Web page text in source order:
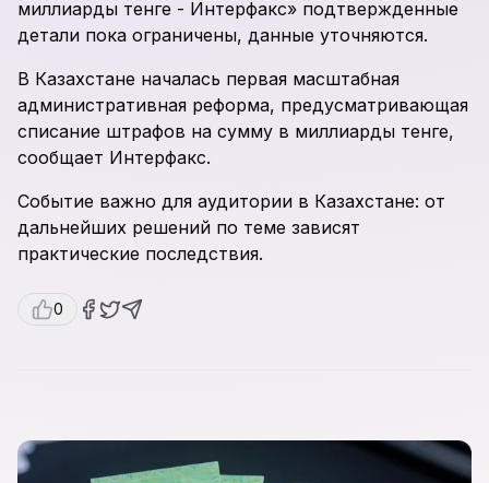
миллиарды тенге - Интерфакс» подтвержденные
детали пока ограничены, данные уточняются.
В Казахстане началась первая масштабная
административная реформа, предусматривающая
списание штрафов на сумму в миллиарды тенге,
сообщает Интерфакс.
Событие важно для аудитории в Казахстане: от
дальнейших решений по теме зависят
практические последствия.
0